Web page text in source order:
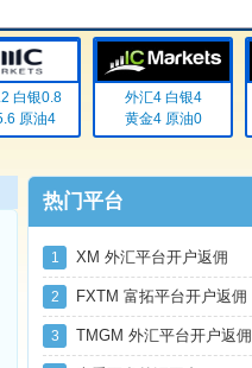
白银0.8
原油4
外汇4 白银4
黄金4 原油0
热门平台
1 XM 外汇平台开户返佣
2 FXTM 富拓平台开户返佣
3 TMGM 外汇平台开户返佣